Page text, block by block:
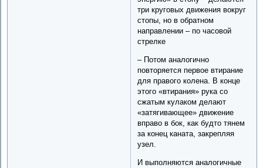
три круговых движения вокруг
стопы, но в обратном
направлении – по часовой
стрелке
– Потом аналогично
повторяется первое втирание
для правого колена. В конце
этого «втирания» рука со
сжатым кулаком делают
«затягивающее» движение
вправо в бок, как будто тянем
за конец каната, закрепляя
узел.
И выполняются аналогичные